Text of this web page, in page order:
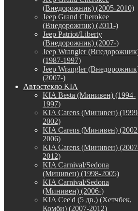
(Внедорожник) (2005-2010)
Jeep Grand Cherokee
(Внедорожник) (2011-)
Jeep Patriot/Liberty
(Внедорожник) (2007-)
Jeep Wrangler
(1987-1997)
Jeep Wrangler
(2007-)
Автостекло KIA
KIA Besta (Минивен) (1994-
1997)
KIA Carens (Минивен)
2002)
KIA Carens (Минивен)
2006)
KIA Carens (Минивен)
2012)
KIA Carnival/Sedona
(Минивен) (1998-2005)
KIA Carnival/Sedona
(Минивен) (2006-)
KIA Cee'd (5 дв.) (Хетчбек,
Комби) (2007-2012)